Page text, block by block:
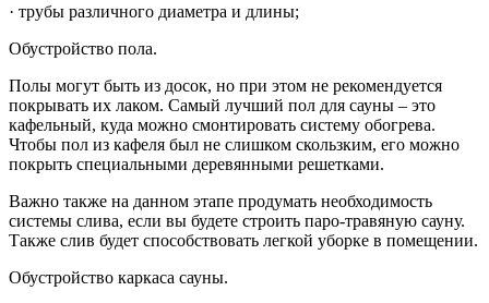
· трубы различного диаметра и длины;
Обустройство пола.
Полы могут быть из досок, но при этом не рекомендуется
покрывать их лаком. Самый лучший пол для сауны – это
кафельный, куда можно смонтировать систему обогрева.
Чтобы пол из кафеля был не слишком скользким, его можно
покрыть специальными деревянными решетками.
Важно также на данном этапе продумать необходимость
системы слива, если вы будете строить паро-травяную сауну.
Также слив будет способствовать легкой уборке в помещении.
Обустройство каркаса сауны.